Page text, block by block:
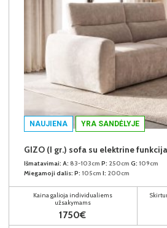
NAUJIENA YRA SANDĖLYJE
GIZO (I gr.) sofa su elektrine
Išmatavimai: A: 83-103cm P: 250cm G: 109cm
Miegamoji dalis: P: 105cm I: 200cm
Kaina galioja individualiems
užsakymams
1750€